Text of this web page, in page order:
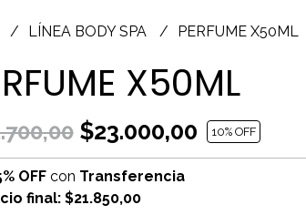
LÍNEA BODY SPA PERFUME X50ML
X50ML
$23.000,00 10% OFF
OFFcon Transferencia
final: $21.850,00